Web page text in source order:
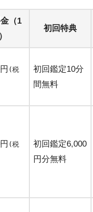
（1
初回特典
(税
初回鑑定10分
間無料
(税
初回鑑定6,000
円分無料